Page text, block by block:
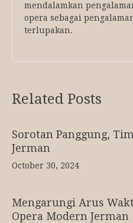
mendalamkan
opera sebagai
terlupakan.
Related Posts
Sorotan Panggung,
Jerman
October 30, 2024
Mengarungi Arus
Opera Modern Jerman